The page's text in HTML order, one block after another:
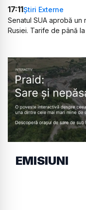
17:11Știri Externe
Senatul SUA aprobă
Rusiei. Tarife de până
EMISIUNI